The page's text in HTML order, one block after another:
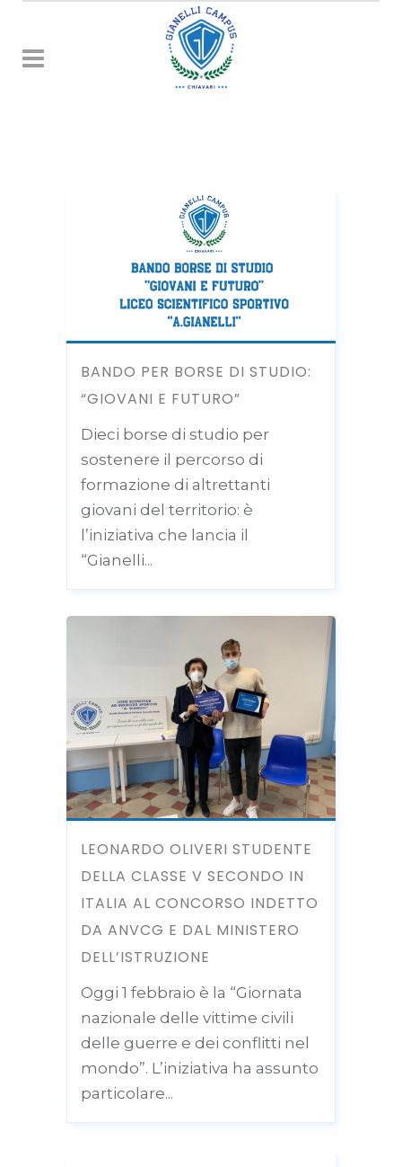
BANDO PER BORSE DI STUDIO:
“GIOVANI E FUTURO”
Dieci borse di studio per
sostenere il percorso di
formazione di altrettanti
giovani del territorio: è
l’iniziativa che lancia il
“Gianelli...
LEONARDO OLIVERI STUDENTE
DELLA CLASSE V SECONDO IN
ITALIA AL CONCORSO INDETTO
DA ANVCG E DAL MINISTERO
DELL’ISTRUZIONE
Oggi 1 febbraio è la “Giornata
nazionale delle vittime civili
delle guerre e dei conflitti nel
mondo”. L’iniziativa ha assunto
particolare...